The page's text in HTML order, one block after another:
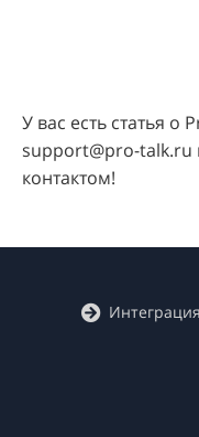
У вас есть статья о
support@pro-
контактом!